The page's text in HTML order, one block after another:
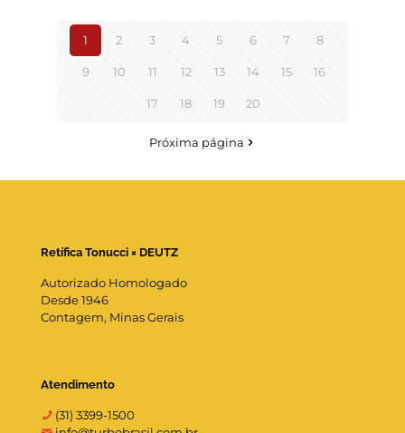
1 2 3 4 5 6 7 8
9 10 11 12 13 14 15 16
17 18 19 20
Próxima página
Retífica Tonucci × DEUTZ
Autorizado Homologado
Desde 1946
Contagem, Minas Gerais
Atendimento
(31) 3399-1500